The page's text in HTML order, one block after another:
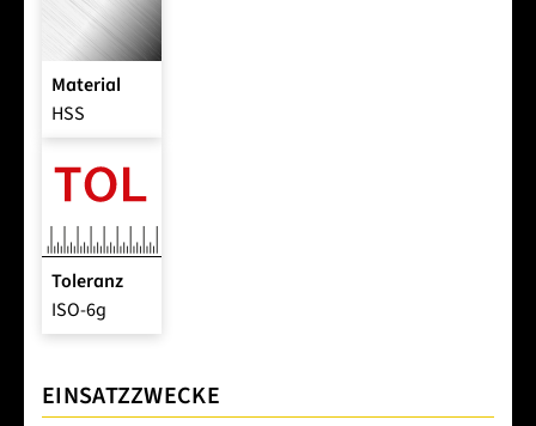
Material
HSS
Toleranz
ISO-6g
EINSATZZWECKE